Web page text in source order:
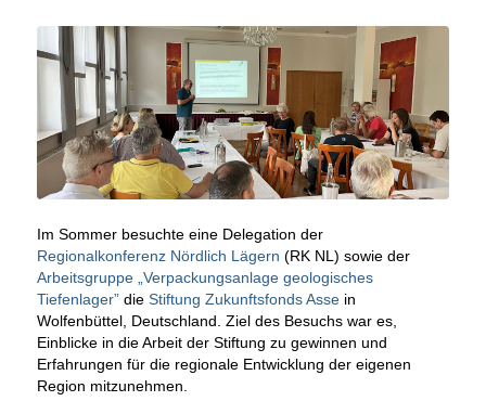
Im Sommer besuchte eine Delegation der
Regionalkonferenz Nördlich Lägern (RK NL) sowie der
Arbeitsgruppe „Verpackungsanlage geologisches
Tiefenlager”die Stiftung Zukunftsfonds Assein
Wolfenbüttel, Deutschland. Ziel des Besuchs war es,
Einblicke in die Arbeit der Stiftung zu gewinnen und
Erfahrungen für die regionale Entwicklung der eigenen
Region mitzunehmen.